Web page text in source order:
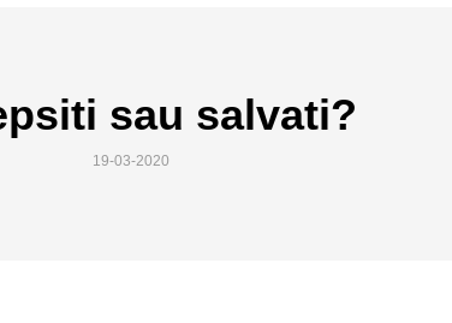
sau salvati?
19-03-2020